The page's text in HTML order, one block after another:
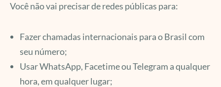
Você não vai precisar de redes públicas para:
Fazer chamadas internacionais para o Brasil com
seu número;
Usar WhatsApp, Facetime ou Telegram a qualquer
hora, em qualquer lugar;